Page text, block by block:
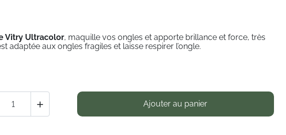
Vitry Ultracolor, maquille vos ongles et apporte brillance et force, très
adaptée aux ongles fragiles et laisse respirer l’ongle.
 Ajouter au panier